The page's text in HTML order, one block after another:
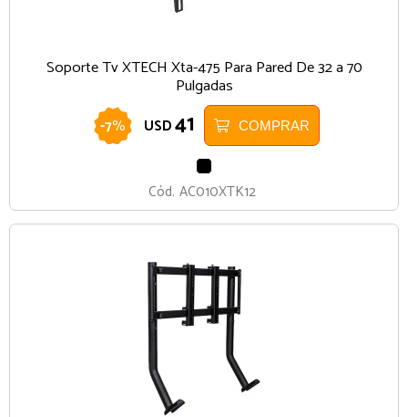
Soporte Tv XTECH Xta-475 Para Pared De 32 a 70
Pulgadas
-7% USD41 COMPRAR
Cód. AC010XTK12